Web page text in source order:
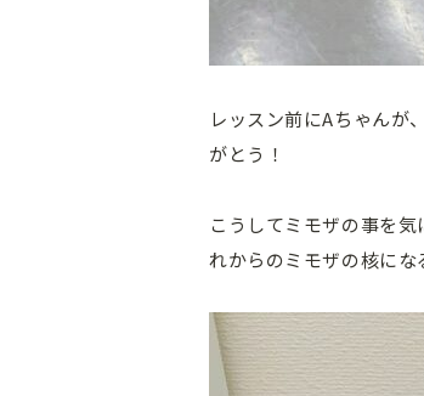
レッスン前にAちゃんが
がとう！
こうしてミモザの事を
れからのミモザの核にな